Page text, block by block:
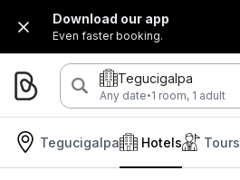
Download our app
Even faster booking.
Tegucigalpa
Any date·1 room, 1 adult
Tegucigalpa Hotels Tours